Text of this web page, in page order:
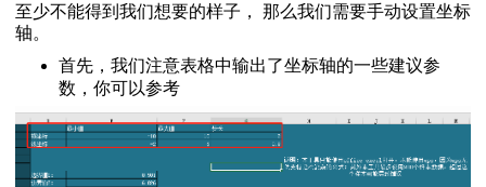
至少不能得到我们想要的样子， 那么我们需要手动设置坐标
轴。
首先，我们注意表格中输出了坐标轴的一些建议参
数，你可以参考